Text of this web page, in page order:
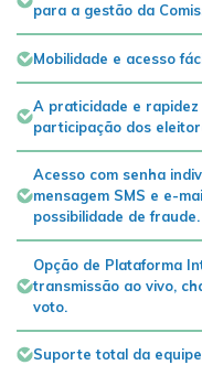
para a gestão da
Mobilidade e acesso
A praticidade e
participação dos
Acesso com senha
mensagem SMS e e-
possibilidade de fraude.
Opção de Plataforma
transmissão ao vivo,
voto.
Suporte total da